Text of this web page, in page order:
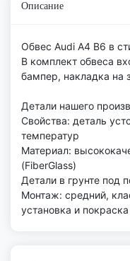
Описание
Обвес Audi A4 B6 в
В комплект обвеса
бампер, накладка на
Детали нашего
Свойства: деталь
температур
Материал:
(FiberGlass)
Детали в грунте под
Монтаж: средний,
установка и